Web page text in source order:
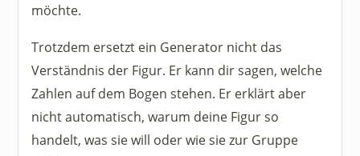
möchte.
Trotzdem ersetzt ein Generator nicht das
Verständnis der Figur. Er kann dir sagen, welche
Zahlen auf dem Bogen stehen. Er erklärt aber
nicht automatisch, warum deine Figur so
handelt, was sie will oder wie sie zur Gruppe